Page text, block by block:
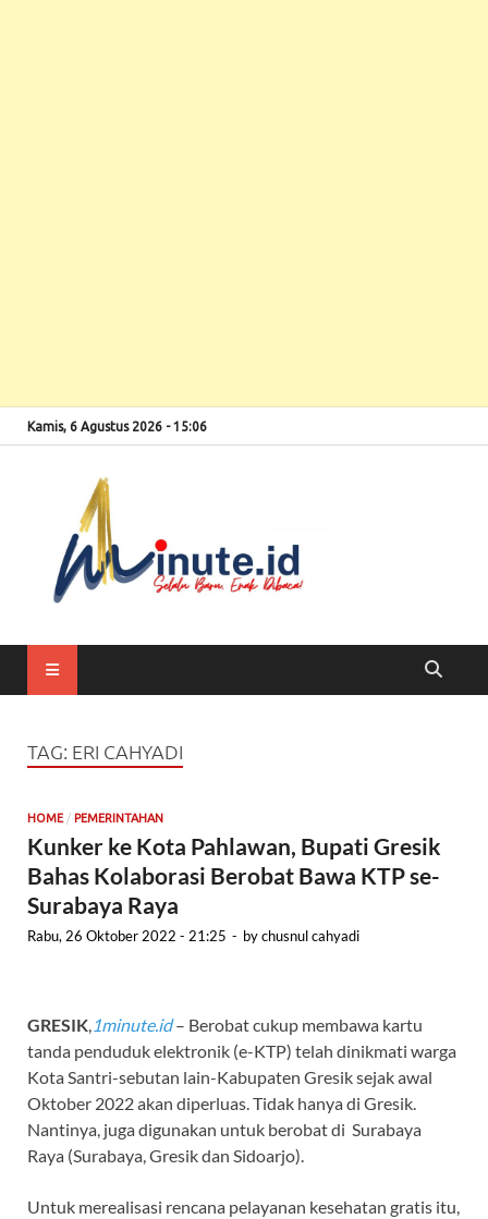
Kamis, 6 Agustus 2026 - 15:06
TAG: ERI CAHYADI
HOME / PEMERINTAHAN
Kunker ke Kota Pahlawan, Bupati Gresik
Bahas Kolaborasi Berobat Bawa KTP se-
Surabaya Raya
Rabu, 26 Oktober 2022 - 21:25 - bychusnul cahyadi
GRESIK 1minute.id– Berobat cukup membawa kartu
tanda penduduk elektronik (e-KTP) telah dinikmati warga
Kota Santri-sebutan lain-Kabupaten Gresik sejak awal
Oktober 2022 akan diperluas. Tidak hanya di Gresik.
Nantinya, juga digunakan untuk berobat di Surabaya
Raya (Surabaya, Gresik dan Sidoarjo).
Untuk merealisasi rencana pelayanan kesehatan gratis itu,